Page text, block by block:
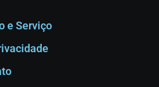
e Serviço